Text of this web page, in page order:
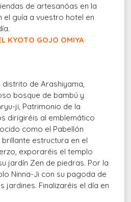
de artesanóas en la
el guía a vuestro hotel en
KYOTO GOJO OMIYA
de Arashiyama,
bosque de bambú y
ji, Patrimonio de la
dirigiréis al emblemático
como el Pabellón
estructura en el
exporaréis el templo
jardín Zen de piedras. Por la
Ninna-Ji con su pagoda de
jardines. Finalizaréis el día en